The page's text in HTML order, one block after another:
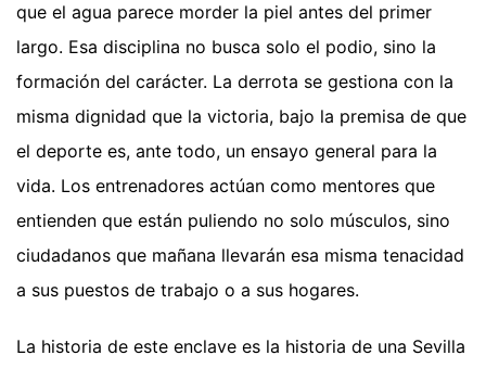
que el agua parece morder la piel antes del primer
largo. Esa disciplina no busca solo el podio, sino la
formación del carácter. La derrota se gestiona con la
misma dignidad que la victoria, bajo la premisa de que
el deporte es, ante todo, un ensayo general para la
vida. Los entrenadores actúan como mentores que
entienden que están puliendo no solo músculos, sino
ciudadanos que mañana llevarán esa misma tenacidad
a sus puestos de trabajo o a sus hogares.
La historia de este enclave es la historia de una Sevilla